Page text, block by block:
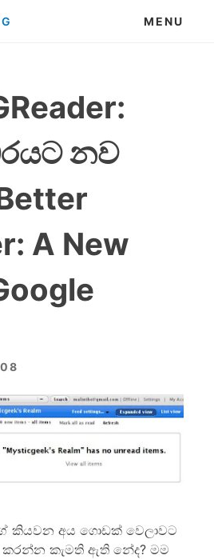
MENU
නව
A New
කියවන අය ගොඩක් වෙලාවට
කරන්න කැමති ඇති නේද? මම